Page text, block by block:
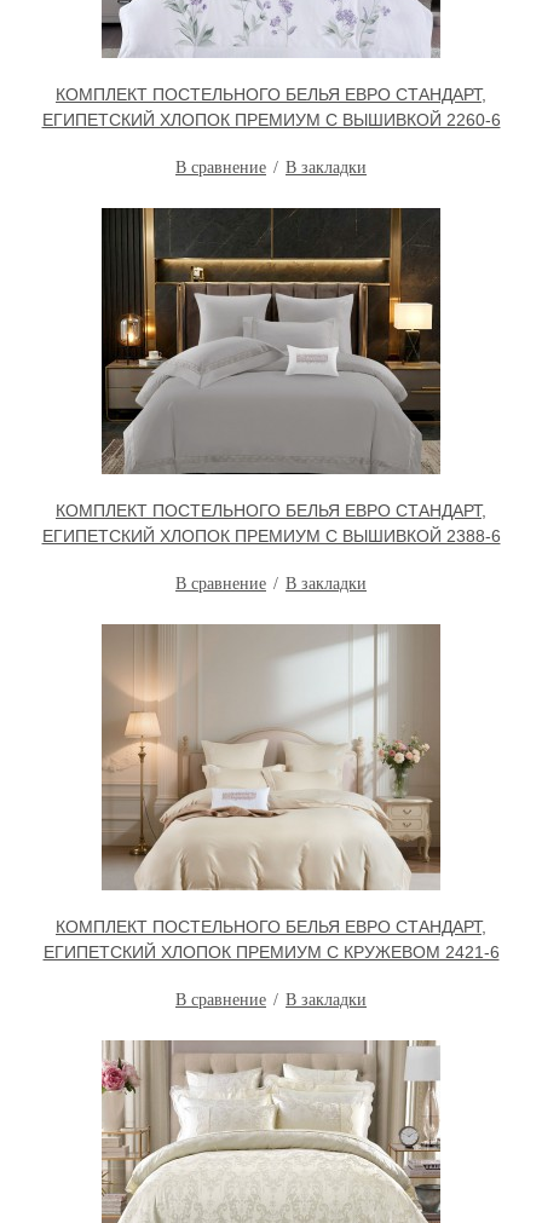
КОМПЛЕКТ ПОСТЕЛЬНОГО БЕЛЬЯ ЕВРО СТАНДАРТ,
ЕГИПЕТСКИЙ ХЛОПОК ПРЕМИУМ С ВЫШИВКОЙ 2260-6
В сравнение В закладки
КОМПЛЕКТ ПОСТЕЛЬНОГО БЕЛЬЯ ЕВРО СТАНДАРТ,
ЕГИПЕТСКИЙ ХЛОПОК ПРЕМИУМ С ВЫШИВКОЙ 2388-6
В сравнение В закладки
КОМПЛЕКТ ПОСТЕЛЬНОГО БЕЛЬЯ ЕВРО СТАНДАРТ,
ЕГИПЕТСКИЙ ХЛОПОК ПРЕМИУМ С КРУЖЕВОМ 2421-6
В сравнение В закладки